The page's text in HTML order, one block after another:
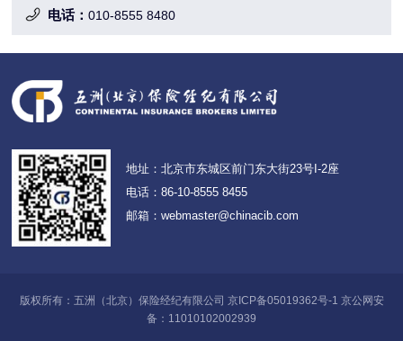
电话：010-8555 8480
地址：北京市东城区前门东大街23号I-2座
电话：86-10-8555 8455
邮箱：webmaster@chinacib.com
版权所有：五洲（北京）保险经纪有限公司 京ICP备05019362号-1 京公网安
备：11010102002939